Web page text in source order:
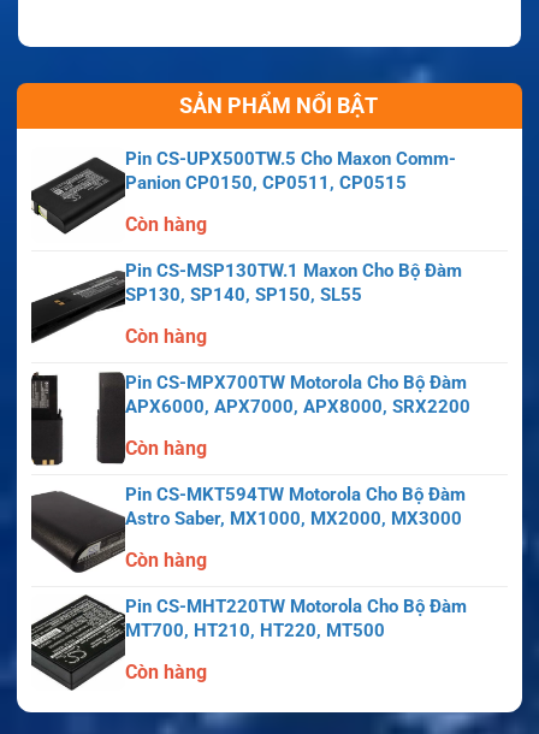
SẢN PHẨM NỔI BẬT
Pin CS-UPX500TW.5 Cho Maxon Comm-
Panion CP0150, CP0511, CP0515
Còn hàng
Pin CS-MSP130TW.1 Maxon Cho Bộ Đàm
SP130, SP140, SP150, SL55
Còn hàng
Pin CS-MPX700TW Motorola Cho Bộ Đàm
APX6000, APX7000, APX8000, SRX2200
Còn hàng
Pin CS-MKT594TW Motorola Cho Bộ Đàm
Astro Saber, MX1000, MX2000, MX3000
Còn hàng
Pin CS-MHT220TW Motorola Cho Bộ Đàm
MT700, HT210, HT220, MT500
Còn hàng